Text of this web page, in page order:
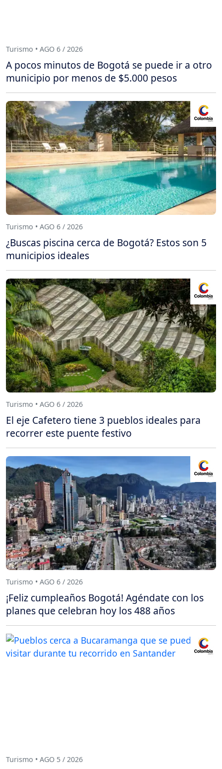
Turismo • AGO 6 / 2026
A pocos minutos de Bogotá se puede ir a otro
municipio por menos de $5.000 pesos
Turismo • AGO 6 / 2026
¿Buscas piscina cerca de Bogotá? Estos son 5
municipios ideales
Turismo • AGO 6 / 2026
El eje Cafetero tiene 3 pueblos ideales para
recorrer este puente festivo
Turismo • AGO 6 / 2026
¡Feliz cumpleaños Bogotá! Agéndate con los
planes que celebran hoy los 488 años
Turismo • AGO 5 / 2026